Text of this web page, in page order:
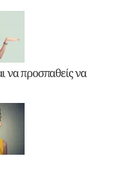
να προσπαθείς να